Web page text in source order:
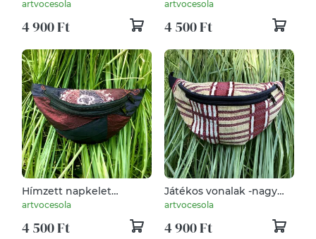
artvocesola
4 900 Ft
artvocesola
4 500 Ft
Hímzett napkelet
-Övtáska
artvocesola
4 500 Ft
Játékos vonalak -nagy
Övtáska
artvocesola
4 900 Ft